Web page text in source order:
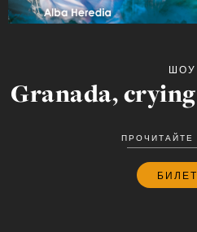
ШОУ
Granada,